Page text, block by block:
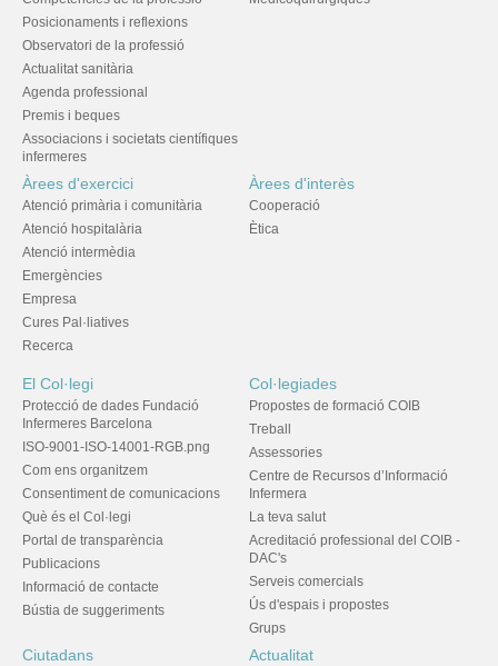
Posicionaments i reflexions
Observatori de la professió
Actualitat sanitària
Agenda professional
Premis i beques
Associacions i societats científiques
infermeres
Àrees d'exercici
Atenció primària i comunitària
Atenció hospitalària
Atenció intermèdia
Emergències
Empresa
Cures Pal·liatives
Recerca
Àrees d'interès
Cooperació
Ètica
El Col·legi
Protecció de dades Fundació
Infermeres Barcelona
ISO-9001-ISO-14001-RGB.png
Com ens organitzem
Consentiment de comunicacions
Què és el Col·legi
Portal de transparència
Publicacions
Informació de contacte
Bústia de suggeriments
Col·legiades
Propostes de formació COIB
Treball
Assessories
Centre de Recursos d’Informació
Infermera
La teva salut
Acreditació professional del COIB -
DAC's
Serveis comercials
Ús d'espais i propostes
Grups
Ciutadans Actualitat